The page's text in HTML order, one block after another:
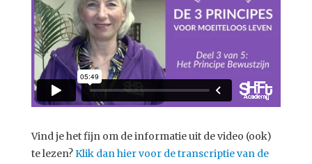
Vind je het fijn om de informatie uit de video (ook)
te lezen?Klik dan hier voor de transcriptie van de